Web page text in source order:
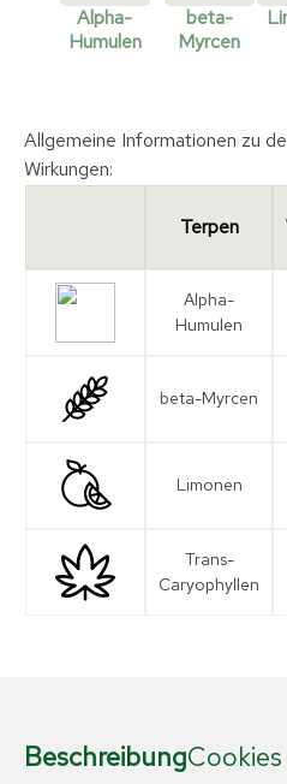
Alpha-
Humulen
beta-
Myrcen
Allgemeine Informationen zu
Wirkungen:
Terpen
Alpha-
Humulen
beta-Myrcen
Limonen
Trans-
Caryophyllen
Beschreibung